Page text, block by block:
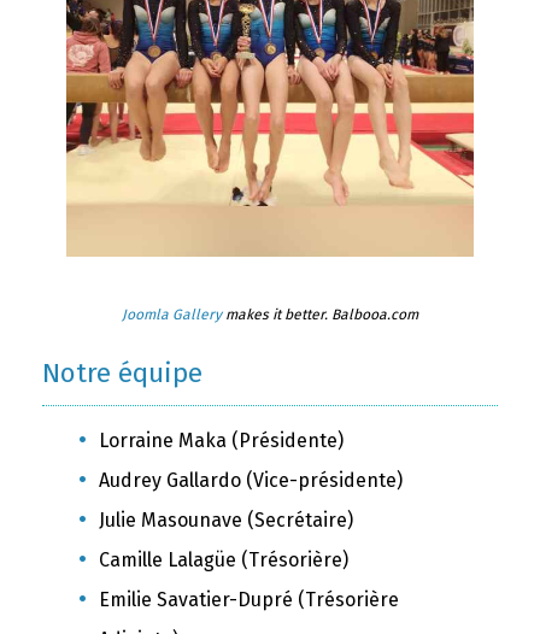
Joomla Gallerymakes it better. Balbooa.com
Notre équipe
Lorraine Maka (Présidente)
Audrey Gallardo (Vice-présidente)
Julie Masounave (Secrétaire)
Camille Lalagüe (Trésorière)
Emilie Savatier-Dupré (Trésorière